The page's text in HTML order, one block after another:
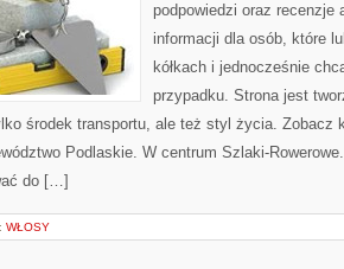
podpowiedzi oraz recenzje
informacji dla osób, które
kółkach i jednocześnie
przypadku. Strona jest
środek transportu, ale też styl życia. Zobacz
Podlaskie. W centrum Szlaki-
do […]
WŁOSY